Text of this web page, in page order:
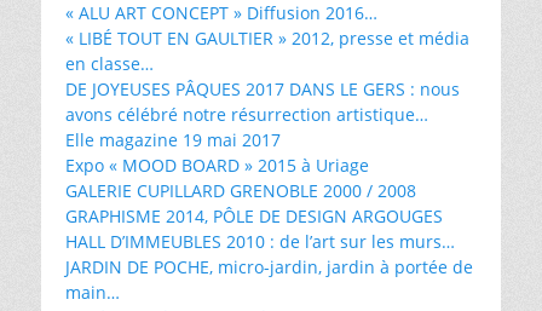
« ALU ART CONCEPT » Diffusion 2016…
« LIBÉ TOUT EN GAULTIER » 2012, presse et média
en classe…
DE JOYEUSES PÂQUES 2017 DANS LE GERS : nous
avons célébré notre résurrection artistique…
Elle magazine 19 mai 2017
Expo « MOOD BOARD » 2015 à Uriage
GALERIE CUPILLARD GRENOBLE 2000 / 2008
GRAPHISME 2014, PÔLE DE DESIGN ARGOUGES
HALL D’IMMEUBLES 2010 : de l’art sur les murs…
JARDIN DE POCHE, micro-jardin, jardin à portée de
main…